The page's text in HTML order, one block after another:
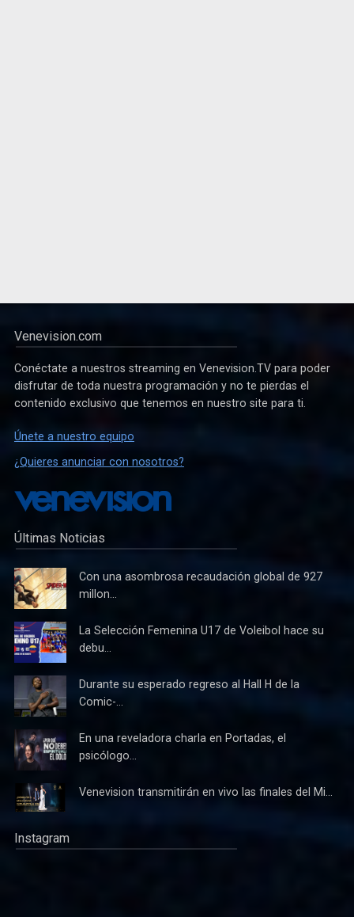
Venevision.com
Conéctate a nuestros streaming en Venevision.TV para poder
disfrutar de toda nuestra programación y no te pierdas el
contenido exclusivo que tenemos en nuestro site para ti.
Únete a nuestro equipo
¿Quieres anunciar con nosotros?
Últimas Noticias
Con una asombrosa recaudación global de 927
millon...
La Selección Femenina U17 de Voleibol hace su
debu...
Durante su esperado regreso al Hall H de la
Comic-...
En una reveladora charla en Portadas, el
psicólogo...
Venevision transmitirán en vivo las finales del Mi...
Instagram